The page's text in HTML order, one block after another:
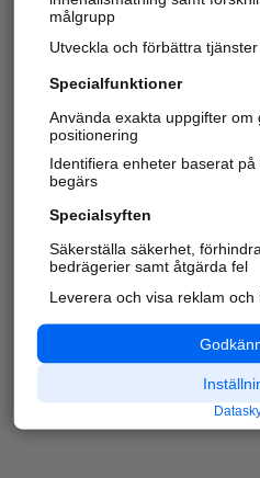
målgrupp
Utveckla och förbättra tjänster
Specialfunktioner
Använda exakta uppgifter om
positionering
Identifiera enheter baserat
begärs
Specialsyften
Säkerställa säkerhet,
bedrägerier samt åtgärda fel
Leverera och visa reklam och